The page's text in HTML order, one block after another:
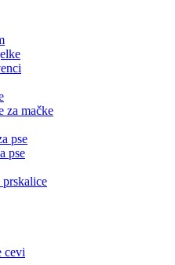
za mačke
pse
pse
cevi